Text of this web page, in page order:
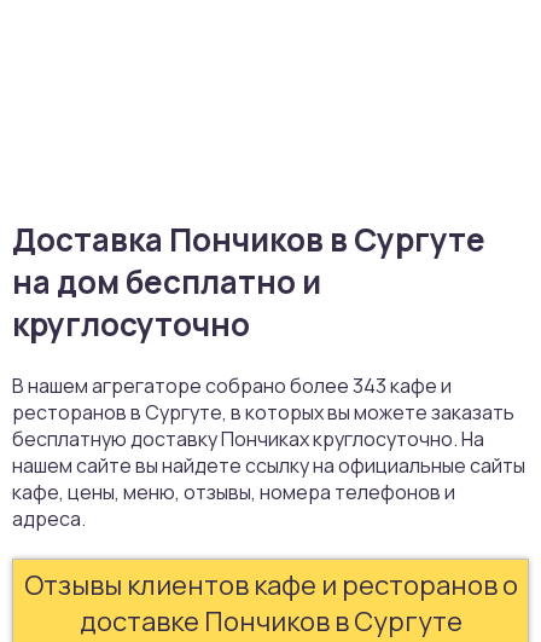
Доставка Пончиков в Сургуте
на дом бесплатно и
круглосуточно
В нашем агрегаторе собрано более 343 кафе и
ресторанов в Сургуте, в которых вы можете заказать
бесплатную доставку Пончиках круглосуточно. На
нашем сайте вы найдете ссылку на официальные сайты
кафе, цены, меню, отзывы, номера телефонов и
адреса.
Отзывы клиентов кафе и ресторанов о
доставке Пончиков в Сургуте